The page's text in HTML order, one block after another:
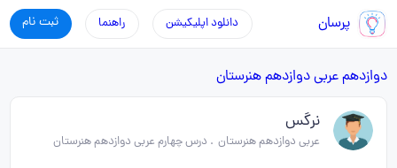
پرسان ثبت نام راهنما دانلود اپلیکیشن
دوازدهمعربی دوازدهم هنرستان
نرگس
عربی دوازدهم هنرستان . درس چهارم عربی دوازدهم هنرستان